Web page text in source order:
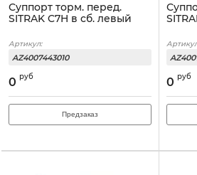
Суппорт торм. перед.
SITRAK C7H в сб. левый
Артикул:
AZ4007443010
0 руб
Предзаказ
0 руб